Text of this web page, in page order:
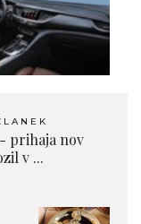
prihaja nov
v ...